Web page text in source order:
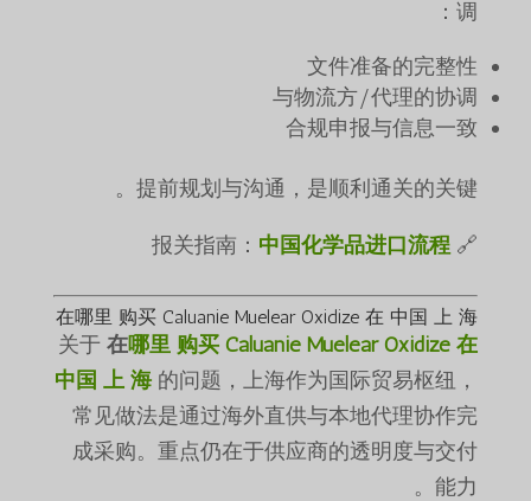
调：
文件准备的完整性
与物流方/代理的协调
合规申报与信息一致
提前规划与沟通，是顺利通关的关键。
🔗 报关指南：
中国化学品进口流程
在哪里 购买 Caluanie Muelear Oxidize 在 中国 上 海
关于在哪里 购买 Caluanie Muelear Oxidize 在
中国 上 海 的问题，上海作为国际贸易枢纽，
常见做法是通过海外直供与本地代理协作完
成采购。重点仍在于供应商的透明度与交付
能力。